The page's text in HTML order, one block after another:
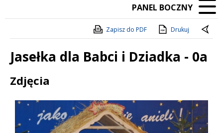
PANEL BOCZNY
Zapisz do PDF Drukuj
Jasełka dla Babci i Dziadka - 0a
Treść
Zdjęcia